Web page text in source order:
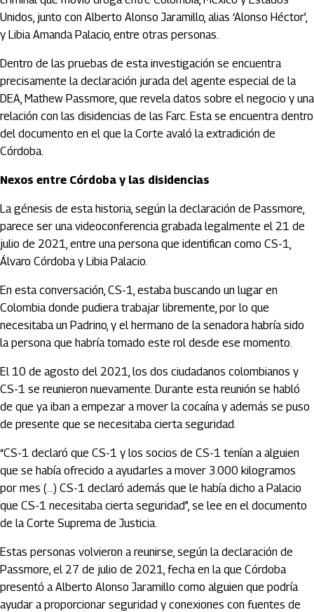
Unidos, junto con Alberto Alonso Jaramillo, alias ‘Alonso Héctor’,
y Libia Amanda Palacio, entre otras personas.
Dentro de las pruebas de esta investigación se encuentra
precisamente la declaración jurada del agente especial de la
DEA, Mathew Passmore, que revela datos sobre el negocio y una
relación con las disidencias de las Farc. Esta se encuentra dentro
del documento en el que la Corte avaló la extradición de
Córdoba.
Nexos entre Córdoba y las disidencias
La génesis de esta historia, según la declaración de Passmore,
parece ser una videoconferencia grabada legalmente el 21 de
julio de 2021, entre una persona que identifican como CS-1,
Álvaro Córdoba y Libia Palacio.
En esta conversación, CS-1, estaba buscando un lugar en
Colombia donde pudiera trabajar libremente, por lo que
necesitaba un Padrino, y el hermano de la senadora habría sido
la persona que habría tomado este rol desde ese momento.
El 10 de agosto del 2021, los dos ciudadanos colombianos y
CS-1 se reunieron nuevamente. Durante esta reunión se habló
de que ya iban a empezar a mover la cocaína y además se puso
de presente que se necesitaba cierta seguridad.
“CS-1 declaró que CS-1 y los socios de CS-1 tenían a alguien
que se había ofrecido a ayudarles a mover 3.000 kilogramos
por mes (...) CS-1 declaró además que le había dicho a Palacio
que CS-1 necesitaba cierta seguridad”, se lee en el documento
de la Corte Suprema de Justicia.
Estas personas volvieron a reunirse, según la declaración de
Passmore, el 27 de julio de 2021, fecha en la que Córdoba
presentó a Alberto Alonso Jaramillo como alguien que podría
ayudar a proporcionar seguridad y conexiones con fuentes de